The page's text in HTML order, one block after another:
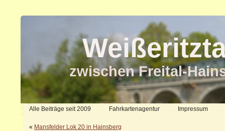
zwischen Freital-
Alle Beiträge seit 2009 Fahrkartenagentur Impressum
« Mansfelder Lok 20 in Hainsberg